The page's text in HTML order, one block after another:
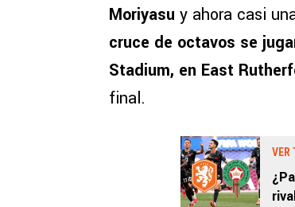
Moriyasu y ahora casi
cruce de octavos se
Stadium, en East
final.
VER